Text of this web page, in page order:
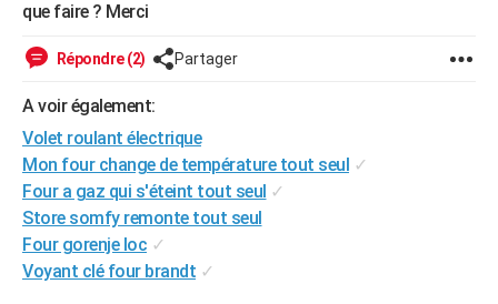
Mobiles
Meilleur smartphone
Internet
Ordinateurs
Jeux vidéo
Guide high-tech
+BRICOLAGE
Forum
Aménagement intérieur
Extérieur
Cuisine
Salle de bains
Jardinage
Rangement
WEEK-END
Guides de France
Escapades
Patrimoine
Expositions
Musées
Week-end nature
+LIFESTYLE
SANTE
Alimentation
Guide de la santé
Maladies
Médicaments
Sommeil
VOYAGE
Destinations
City break
Voyage nature
Voyage de noces
Forum
Climat
PHOTO
que faire ? Merci
Répondre (2) Partager
A voir également:
Volet roulant électrique
Mon four change de température tout seul ✓
Four a gaz qui s'éteint tout seul ✓
Store somfy remonte tout seul
Four gorenje loc ✓
Voyant clé four brandt ✓